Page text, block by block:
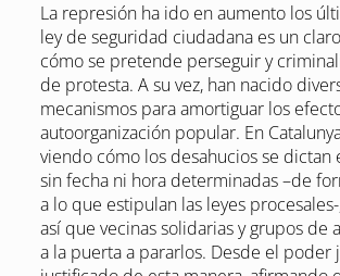
La represión ha ido en aumento los
ley de seguridad ciudadana es un
cómo se pretende perseguir y
de protesta. A su vez, han nacido
mecanismos para amortiguar los
autoorganización popular. En
viendo cómo los desahucios se dictan
sin fecha ni hora determinadas –de
a lo que estipulan las leyes
así que vecinas solidarias y grupos de
a la puerta a pararlos. Desde el poder